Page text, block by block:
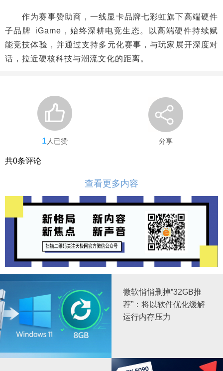
作为赛事赞助商，一线显卡品牌七彩虹旗下高端硬件
子品牌 iGame，始终深耕电竞生态。以高端硬件持续赋
能竞技体验，并通过支持多元化赛事，与玩家展开深度对
话，拉近硬核科技与潮流文化的距离。
1 人已赞 分享
共0条评论
查看更多内容
微软悄悄删掉”32GB推
荐”：将以软件优化缓解
运行内存压力